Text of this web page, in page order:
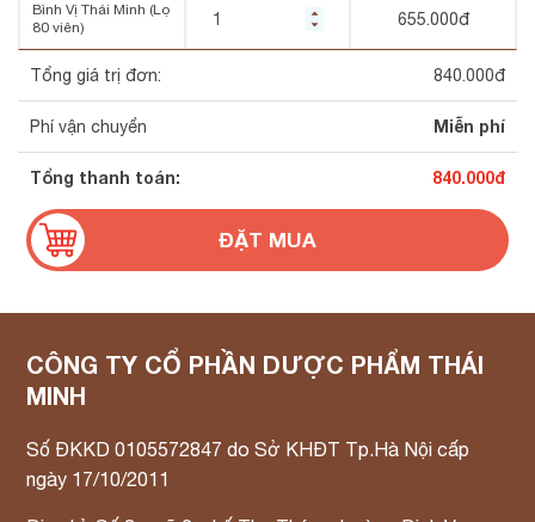
Bình Vị Thái Minh (Lọ
80 viên)
655.000đ
Tổng giá trị đơn: 840.000đ
Phí vận chuyển Miễn phí
Tổng thanh toán: 840.000đ
CÔNG TY CỔ PHẦN DƯỢC PHẨM THÁI
MINH
Số ĐKKD 0105572847 do Sở KHĐT Tp.Hà Nội cấp
ngày 17/10/2011